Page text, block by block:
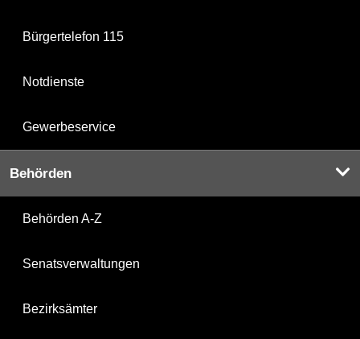
Bürgertelefon 115
Notdienste
Gewerbeservice
Behörden
Behörden A-Z
Senatsverwaltungen
Bezirksämter